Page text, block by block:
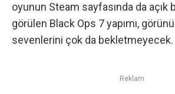
oyunun Steam sayfasında da açık
görülen Black Ops 7 yapımı,
sevenlerini çok da bekletmeyecek.
Reklam